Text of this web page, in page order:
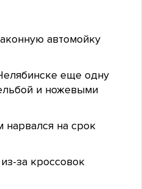
автомойку
еще одну
и ножевыми
на срок
за кроссовок